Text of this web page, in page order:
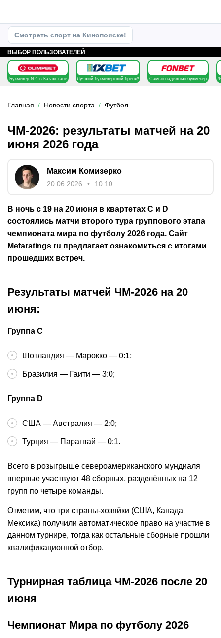
Смотреть спорт на Кинопоиске!
ВЫБОР ПОЛЬЗОВАТЕЛЕЙ
Букмекер №1 в Казахстане Лучший букмекерский бренд* Самый надежный букмекер
Главная Новости спорта Футбол
ЧМ-2026: результаты матчей на 20
июня 2026 года
Максим Комизерко
20.06.2026 10:10
В ночь с 19 на 20 июня в квартетах C и D
состоялись матчи второго тура группового этапа
чемпионата мира по футболу 2026 года. Сайт
Metaratings.ru предлагает ознакомиться с итогами
прошедших встреч.
Результаты матчей ЧМ-2026 на 20
июня:
Группа С
Шотландия — Марокко — 0:1;
Бразилия — Гаити — 3:0;
Группа D
США — Австралия — 2:0;
Турция — Парагвай — 0:1.
Всего в розыгрыше североамериканского мундиаля
впервые участвуют 48 сборных, разделённых на 12
групп по четыре команды.
Отметим, что три страны-хозяйки (США, Канада,
Мексика) получили автоматическое право на участие в
данном турнире, тогда как остальные сборные прошли
квалификационной отбор.
Турнирная таблица ЧМ-2026 после 20
июня
Чемпионат Мира по футболу 2026